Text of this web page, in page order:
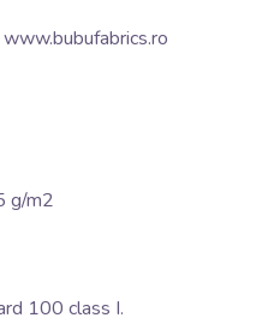
g/m2
100 class I.